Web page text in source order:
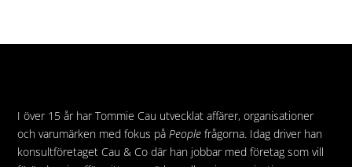
I över 15 år har Tommie Cau utvecklat affärer, organisationer
och varumärken med fokus påPeople frågorna. Idag driver han
konsultföretaget Cau & Co där han jobbar med företag som vill